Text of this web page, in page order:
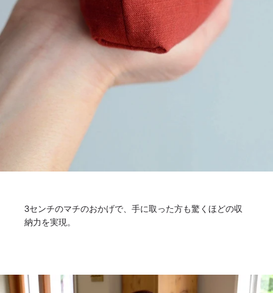
3センチのマチのおかげで、手に取った方も驚くほどの収
納力を実現。